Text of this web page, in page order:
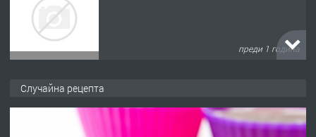
преди 1 година
Случайна рецепта